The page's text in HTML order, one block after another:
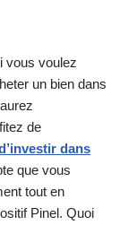
vous voulez
un bien dans
de
dans
que vous
tout en
Pinel. Quoi